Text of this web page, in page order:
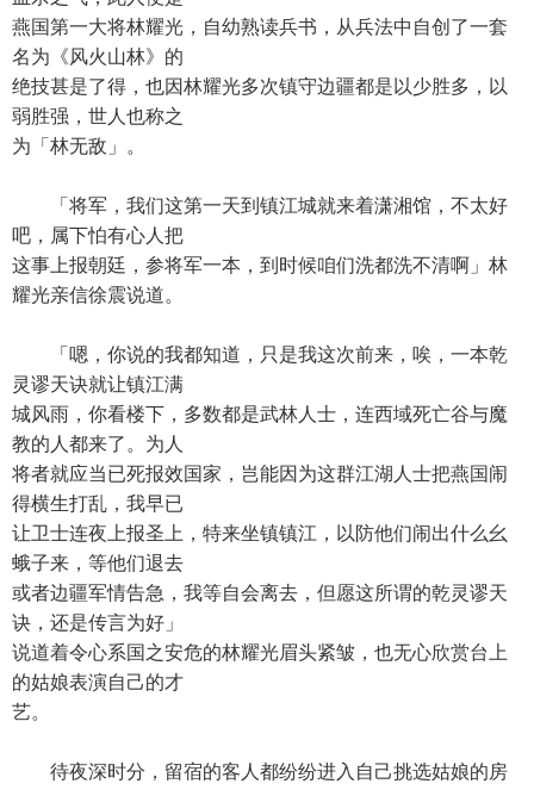
燕国第一大将林耀光，自幼熟读兵书，从兵法中自创了一套
名为《风火山林》的
绝技甚是了得，也因林耀光多次镇守边疆都是以少胜多，以
弱胜强，世人也称之
为「林无敌」。
「将军，我们这第一天到镇江城就来着潇湘馆，不太好
吧，属下怕有心人把
这事上报朝廷，参将军一本，到时候咱们洗都洗不清啊」林
耀光亲信徐震说道。
「嗯，你说的我都知道，只是我这次前来，唉，一本乾
灵谬天诀就让镇江满
城风雨，你看楼下，多数都是武林人士，连西域死亡谷与魔
教的人都来了。为人
将者就应当已死报效国家，岂能因为这群江湖人士把燕国闹
得横生打乱，我早已
让卫士连夜上报圣上，特来坐镇镇江，以防他们闹出什么幺
蛾子来，等他们退去
或者边疆军情告急，我等自会离去，但愿这所谓的乾灵谬天
诀，还是传言为好」
说道着令心系国之安危的林耀光眉头紧皱，也无心欣赏台上
的姑娘表演自己的才
艺。
待夜深时分，留宿的客人都纷纷进入自己挑选姑娘的房